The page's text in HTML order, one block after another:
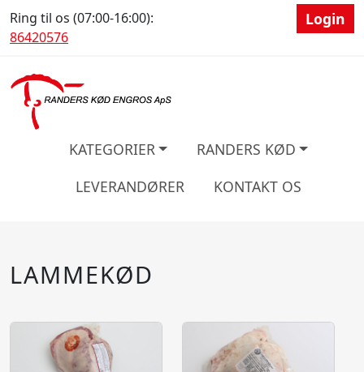
Ring til os (07:00-16:00):
86420576
Login
KATEGORIER
RANDERS KØD
LEVERANDØRER
KONTAKT OS
LAMMEKØD